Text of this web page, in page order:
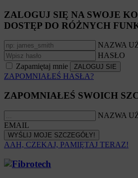
ZALOGUJ SIĘ NA SWOJE
DOSTĘP DO RÓŻNYCH
NAZWA
HASŁO
Zapamiętaj mnie
ZAPOMNIAŁEŚ HASŁA?
ZAPOMNIAŁEŚ SWOICH
NAZWA
EMAIL
AAH, CZEKAJ, PAMIĘTAJ TERAZ!